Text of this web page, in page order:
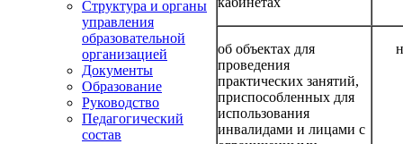
Структура и органы
управления
образовательной
организацией
Документы
Образование
Руководство
Педагогический
состав
об объектах для
проведения
практических занятий,
приспособленных для
использования
инвалидами и лицами с